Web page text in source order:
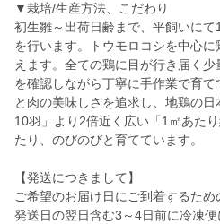
▼栽培/生産方法、こだわり
初生雛～出荷日齢まで、平飼いに
を行います。トウモロコシを中心
えます。全ての鶏に目が行き届く
を確認しながら丁寧に手作業で育
と肉の美味しさを追求し、地鶏の
10羽」より2倍近く広い「1㎡あた
たり、のびのびと育てています。
【発送につきまして】
ご希望のお届け日にご到着するため
発送日の翌日含む3～4日前に冷凍